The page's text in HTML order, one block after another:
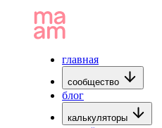
главная
сообщество
блог
калькуляторы